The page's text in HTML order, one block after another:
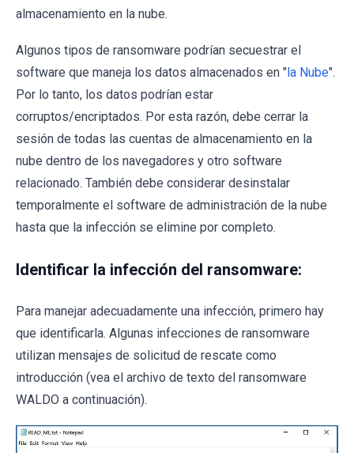
almacenamiento en la nube.
Algunos tipos de ransomware podrían secuestrar el
software que maneja los datos almacenados en "la Nube".
Por lo tanto, los datos podrían estar
corruptos/encriptados. Por esta razón, debe cerrar la
sesión de todas las cuentas de almacenamiento en la
nube dentro de los navegadores y otro software
relacionado. También debe considerar desinstalar
temporalmente el software de administración de la nube
hasta que la infección se elimine por completo.
Identificar la infección del ransomware:
Para manejar adecuadamente una infección, primero hay
que identificarla. Algunas infecciones de ransomware
utilizan mensajes de solicitud de rescate como
introducción (vea el archivo de texto del ransomware
WALDO a continuación).